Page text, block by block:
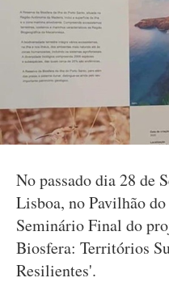
No passado dia 28 de
Lisboa, no Pavilhão
Seminário Final do
Biosfera: Territórios
Resilientes'.